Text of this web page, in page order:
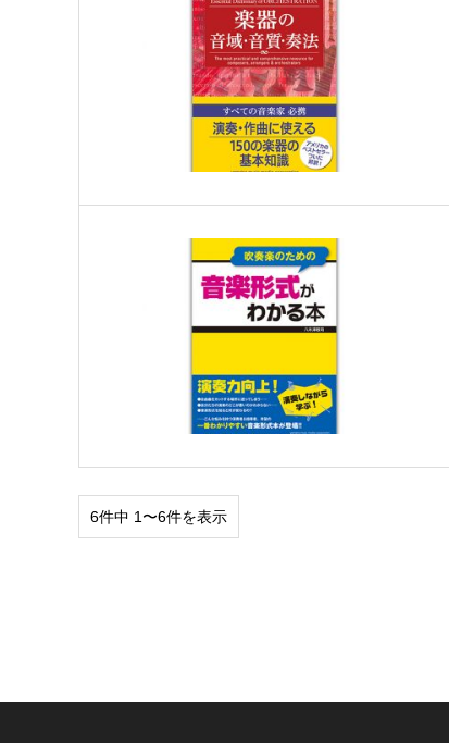
6件中 1〜6件を表示